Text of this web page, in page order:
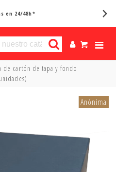
en 24/48h*
de cartón de tapa y fondo
Anónima